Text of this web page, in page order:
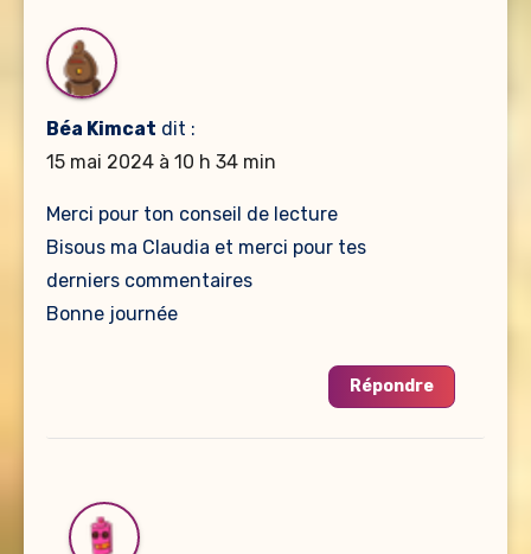
Béa Kimcat dit :
15 mai 2024 à 10 h 34 min
Merci pour ton conseil de lecture
Bisous ma Claudia et merci pour tes
derniers commentaires
Bonne journée
Répondre